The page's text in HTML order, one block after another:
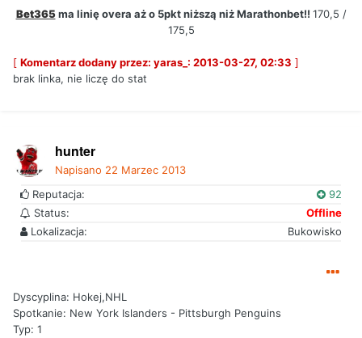
Bet365ma linię overa aż o 5pkt niższą niż Marathonbet!! 170,5 /
175,5
[ Komentarz dodany przez: yaras_: 2013-03-27, 02:33 ]
brak linka, nie liczę do stat
hunter
Napisano 22 Marzec 2013
Reputacja:
92
Status:
Offline
Lokalizacja:
Bukowisko
Dyscyplina: Hokej,NHL
Spotkanie: New York Islanders - Pittsburgh Penguins
Typ: 1